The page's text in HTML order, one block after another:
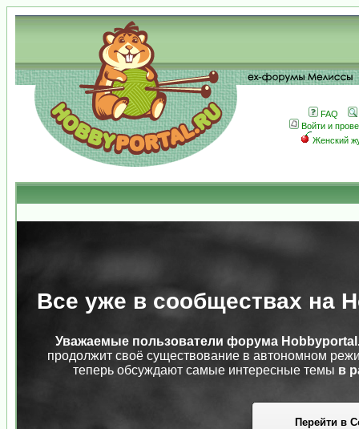
FAQ
Войти и
Женский
Все уже в сообществах на
Уважаемые пользователи форума
продолжит своё существование в автономном
теперь обсуждают самые интересные темы в
Перейти в